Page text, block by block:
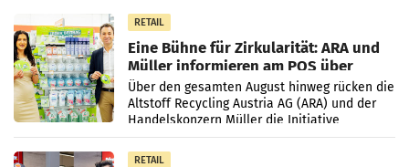
RETAIL
Eine Bühne für Zirkularität: ARA und
Müller informieren am POS über
Kreislauffähigkeit
Über den gesamten August hinweg rücken die
Altstoff Recycling Austria AG (ARA) und der
Handelskonzern Müller die Initiative
„Kreislauf-Helden“ in allen österreichischen
Müller-Filialen
RETAIL